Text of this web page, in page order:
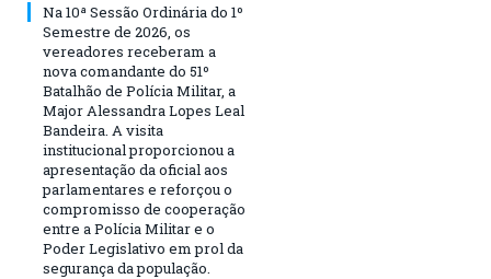
Na 10ª Sessão Ordinária do 1º
Semestre de 2026, os
vereadores receberam a
nova comandante do 51º
Batalhão de Polícia Militar, a
Major Alessandra Lopes Leal
Bandeira. A visita
institucional proporcionou a
apresentação da oficial aos
parlamentares e reforçou o
compromisso de cooperação
entre a Polícia Militar e o
Poder Legislativo em prol da
segurança da população.